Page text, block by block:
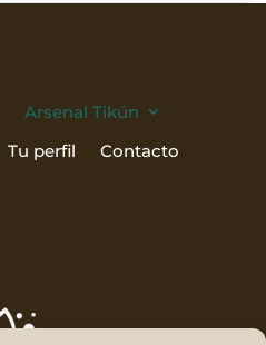
Arsenal Tikún
Tu perfil Contacto